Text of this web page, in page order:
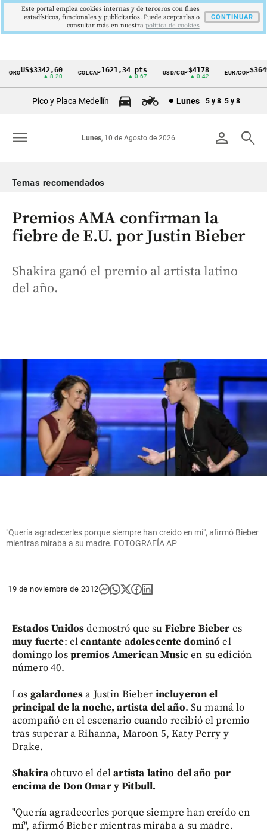
Cintillo
Colombia
US$3342,60
▲ 8.20
COLCAP1621,34 pts
▲ 0.67
USD/COP$4178
▲ 0.42
EUR/COP$3649
Pico y Placa Medellín Lunes 5 y 8 5 y 8
person search
Lunes, 10 de Agosto de 2026
menu
Temas recomendados
Premios AMA confirman la
fiebre de E.U. por Justin Bieber
Shakira ganó el premio al artista latino
del año.
"Quería agradecerles porque siempre han creído en mí", afirmó Bieber
mientras miraba a su madre. FOTOGRAFÍA AP
19 de noviembre de 2012
Estados Unidosdemostró que su Fiebre Bieber es
muy fuerte: elcantante adolescente dominó el
domingo lospremios American Musicen su edición
número 40.
Los galardonesa Justin Bieber incluyeron el
principal de la noche, artista del año. Su mamá lo
acompañó en el escenario cuando recibió el premio
tras superar a Rihanna, Maroon 5, Katy Perry y
Drake.
Shakiraobtuvo el delartista latino del año por
encima de Don Omar y Pitbull.
"Quería agradecerles porque siempre han creído en
mí", afirmó Bieber mientras miraba a su madre.
Este portal emplea cookies internas y de terceros con fines
estadísticos, funcionales y publicitarios. Puede aceptarlas o
consultar más en nuestra politica de cookies
CONTINUAR